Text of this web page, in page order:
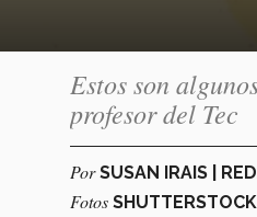
Estos son
profesor del Tec
PorSUSAN IRAIS |
Fotos SHUTTERSTOCK